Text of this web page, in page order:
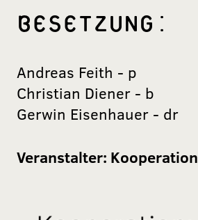
BESETZUNG:
Andreas Feith - p
Christian Diener - b
Gerwin Eisenhauer - dr
Veranstalter: Kooperation